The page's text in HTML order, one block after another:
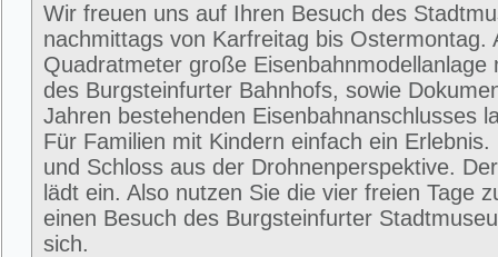
Wir freuen uns auf Ihren Besuch des
nachmittags von Karfreitag bis Ostermontag.
Quadratmeter große Eisenbahnmodellanlage
des Burgsteinfurter Bahnhofs, sowie
Jahren bestehenden Eisenbahnanschlusses
Für Familien mit Kindern einfach ein
und Schloss aus der Drohnenperspektive.
lädt ein. Also nutzen Sie die vier freien Tage
einen Besuch des Burgsteinfurter
sich.